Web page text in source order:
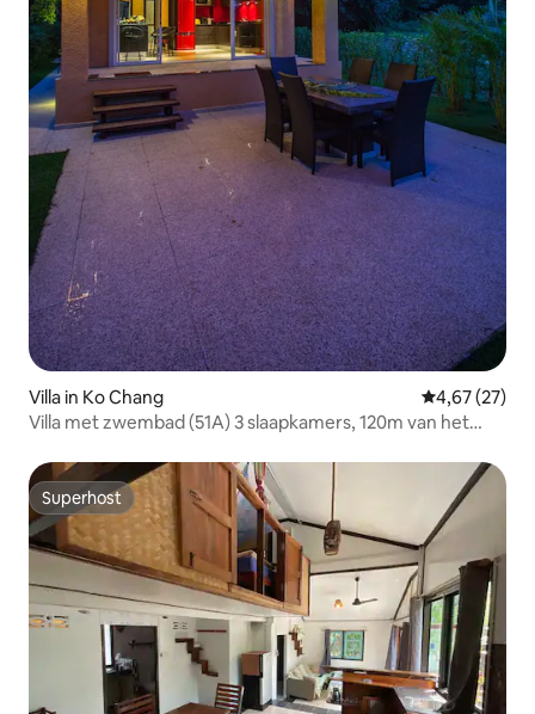
Villa in Ko Chang Gemiddelde
4,67 (27)
Villa met zwembad (51A) 3 slaapkamers, 120m van het
Superhost
Superhost